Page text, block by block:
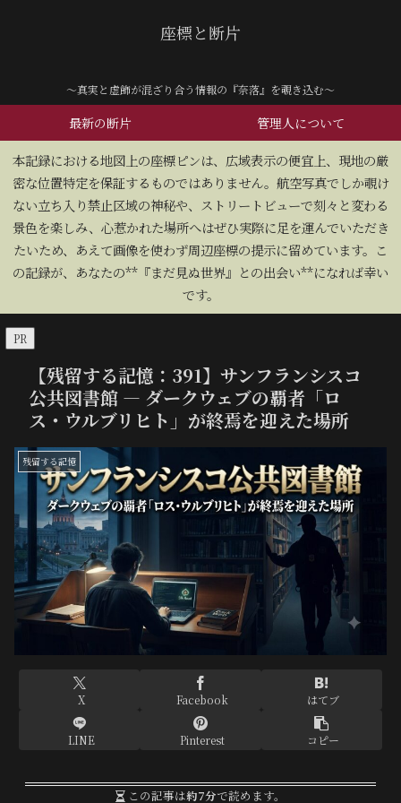
座標と断片
～真実と虚飾が混ざり合う情報の『奈落』を覗き込む～
最新の断片 管理人について
​本記録における地図上の座標ピンは、広域表示の便宜上、現地の厳
密な位置特定を保証するものではありません。航空写真でしか覗け
ない立ち入り禁止区域の神秘や、ストリートビューで刻々と変わる
景色を楽しみ、心惹かれた場所へはぜひ実際に足を運んでいただき
たいため、あえて画像を使わず周辺座標の提示に留めています。こ
の記録が、あなたの**『まだ見ぬ世界』との出会い**になれば幸い
です。
PR
【残留する記憶：391】サンフランシスコ
公共図書館 — ダークウェブの覇者「ロ
ス・ウルブリヒト」が終焉を迎えた場所
残留する記憶
X Facebook はてブ
LINE Pinterest コピー
この記事は約7分で読めます。